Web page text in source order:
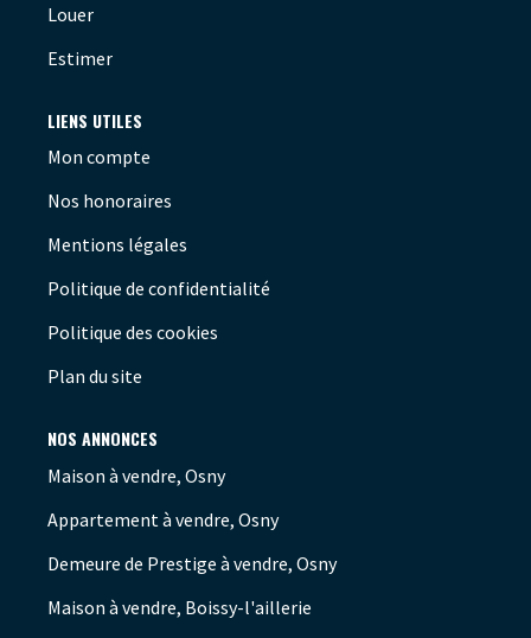
Louer
Estimer
LIENS UTILES
Mon compte
Nos honoraires
Mentions légales
Politique de confidentialité
Politique des cookies
Plan du site
NOS ANNONCES
Maison à vendre, Osny
Appartement à vendre, Osny
Demeure de Prestige à vendre, Osny
Maison à vendre, Boissy-l'aillerie